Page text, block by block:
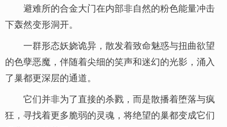
避难所的合金大门在内部非自然的粉色能量冲击
下轰然变形洞开。
一群形态妖娆诡异，散发着致命魅惑与扭曲欲望
的色孽恶魔，伴随着尖细的笑声和迷幻的光影，涌入
了巢都更深层的通道。
它们并非为了直接的杀戮，而是散播着堕落与疯
狂，寻找着更多脆弱的灵魂，将绝望的巢都变成它们